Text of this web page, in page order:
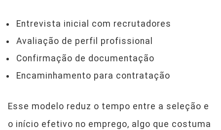
Entrevista inicial com recrutadores
Avaliação de perfil profissional
Confirmação de documentação
Encaminhamento para contratação
Esse modelo reduz o tempo entre a seleção e
o início efetivo no emprego, algo que costuma